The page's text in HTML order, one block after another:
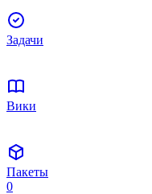
Задачи
Вики
Пакеты
0